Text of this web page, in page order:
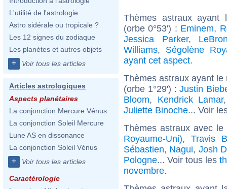
L'utilité de l'astrologie
Astro sidérale ou tropicale ?
Les 12 signes du zodiaque
Les planètes et autres objets
+ Voir tous les articles
Articles astrologiques
Aspects planétaires
La conjonction Mercure Vénus
La conjonction Soleil Mercure
Lune AS en dissonance
La conjonction Soleil Vénus
+ Voir tous les articles
Caractérologie
Thèmes astraux ayant
(orbe 0°53') : Eminem,
Jessica Parker,
Williams, Ségolène
ayant cet aspect.
Thèmes astraux ayant
(orbe 1°29') :Justin
Bloom, Kendrick Lamar
Juliette Binoche... Voir
Thèmes astraux avec
Royaume-Uni), Travis
Sébastien, Nagui, Josh
Pologne... Voir tous les
novembre.